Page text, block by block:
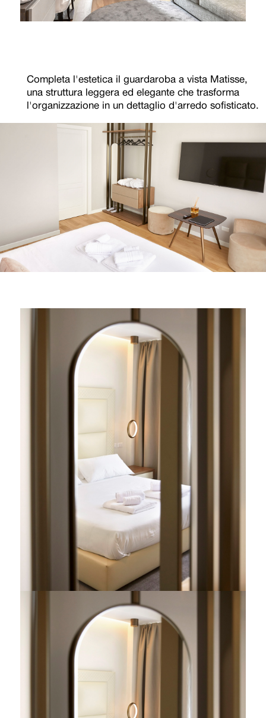
Completa l'estetica il guardaroba a vista Matisse,
una struttura leggera ed elegante che trasforma
l'organizzazione in un dettaglio d'arredo sofisticato.